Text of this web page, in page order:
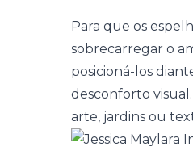
Para que os
sobrecarregar o
posicioná-los
desconforto
arte, jardins ou